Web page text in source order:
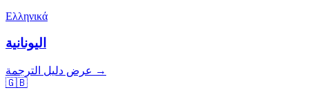
Ελληνικά
اليونانية
عرض دليل الترجمة →
🇬🇧